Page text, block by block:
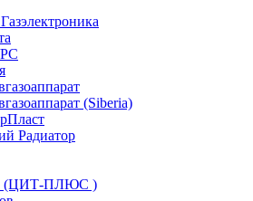
(Siberia)
Радиатор
(ЦИТ-ПЛЮС )